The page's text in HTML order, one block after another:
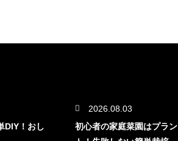
DIY！おし
2026.08.03
初心者の家庭菜園はプラ